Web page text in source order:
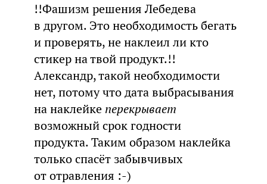
!!Фашизм решения Лебедева
в другом. Это необходимость бегать
и проверять, не наклеил ли кто
стикер на твой продукт.!!
Александр, такой необходимости
нет, потому что дата выбрасывания
на наклейке перекрывает
возможный срок годности
продукта. Таким образом наклейка
только спасёт забывчивых
от отравления :-)